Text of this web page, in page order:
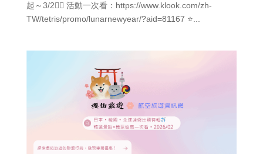
起～3/2👉🏻 活動一次看：https://www.klook.com/zh-
TW/tetris/promo/lunarnewyear/?aid=81167 ⭐...